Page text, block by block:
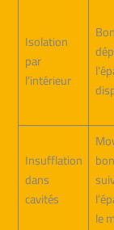
Isolation
par
l’intérieur
Insufflation
dans
cavités
le